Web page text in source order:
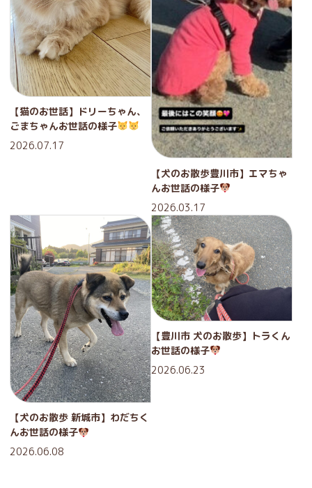
【猫のお世話】ドリーちゃん、
ごまちゃんお世話の様子
2026.07.17
【犬のお散歩豊川市】エマちゃ
んお世話の様子
2026.03.17
【犬のお散歩 新城市】わだちく
んお世話の様子
2026.06.08
【豊川市 犬のお散歩】トラくん
お世話の様子
2026.06.23